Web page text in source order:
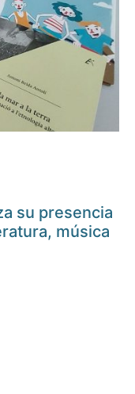
su presencia
música